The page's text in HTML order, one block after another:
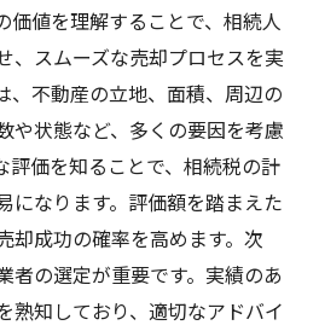
価値を理解することで、相続人
、スムーズな売却プロセスを実
、不動産の立地、面積、周辺の
や状態など、多くの要因を考慮
評価を知ることで、相続税の計
になります。評価額を踏まえた
却成功の確率を高めます。次
者の選定が重要です。実績のあ
熟知しており、適切なアドバイ